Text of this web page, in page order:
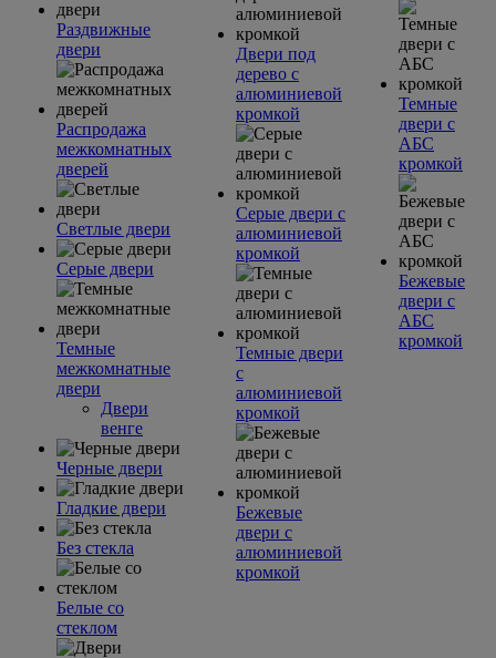
Раздвижные
двери
Распродажа
межкомнатных
дверей
Светлые двери
Серые двери
Темные
межкомнатные
двери
Двери
венге
Черные двери
Гладкие двери
Без стекла
Белые со
стеклом
Двери под
дерево с
алюминиевой
кромкой
Серые двери с
алюминиевой
кромкой
Темные двери
с
алюминиевой
кромкой
Бежевые
двери с
алюминиевой
кромкой
Темные
двери с
АБС
кромкой
Бежевые
двери с
АБС
кромкой